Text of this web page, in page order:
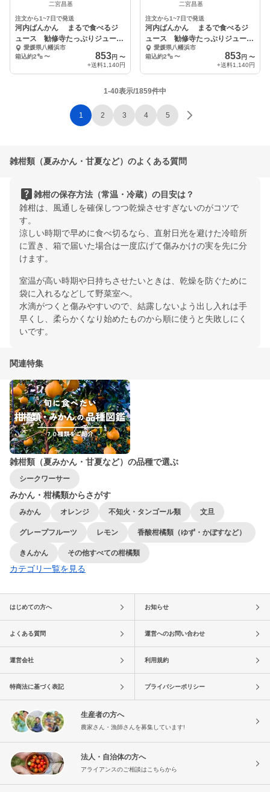
二宮昌基
注文から1~7日で発送
河内ばんかん まるで食べるジ
ュース 勧修寺たっぷりジューシ
ーおいしービタミンc
愛媛県八幡浜市
箱込約2㌔〜 853円 〜
+送料1,140円
二宮昌基
注文から1~7日で発送
河内ばんかん まるで食べるジ
ュース 勧修寺たっぷりジューシ
ーおいしービタミンc
愛媛県八幡浜市
箱込約2㌔ 〜 853円 〜
+送料1,140円
1-40表示/1859件中
1 2 3 4 5
雑柑類（夏みかん・甘夏など）のよくある質問
live_help雑柑の保存方法（常温・冷蔵）の目安は？
雑柑は、風通しを確保しつつ乾燥させすぎないのがコツで
す。
涼しい時期で早めに食べ切るなら、直射日光を避けた冷暗所
に置き、箱で届いた場合は一度広げて傷みかけの実を先に分
けます。
室温が高い時期や日持ちさせたいときは、乾燥を防ぐために
袋に入れるなどして野菜室へ。
水滴がつくと傷みやすいので、結露しないよう出し入れは手
早くし、柔らかくなり始めたものから順に使うと失敗しにく
いです。
関連特集
雑柑類（夏みかん・甘夏など）の品種で選ぶ
シークワーサー
みかん・柑橘類からさがす
みかん オレンジ 不知火・タンゴール類 文旦
グレープフルーツ レモン 香酸柑橘類（ゆず・かぼすなど）
きんかん その他すべての柑橘類
カテゴリ一覧を見る
はじめての方へ お知らせ
よくある質問 運営へのお問い合わせ
運営会社 利用規約
特商法に基づく表記 プライバシーポリシー
生産者の方へ
農家さん・漁師さんを募集しています!
法人・自治体の方へ
アライアンスのご相談はこちらから